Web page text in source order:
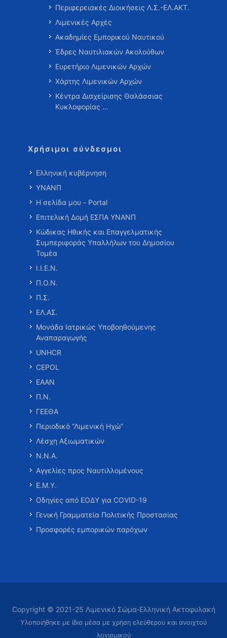
Περιφερειακές Διοικήσεις Λ.Σ.-ΕΛ.ΑΚΤ.
Λιμενικές Αρχές
Ακαδημίες Εμπορικού Ναυτικού
Έδρες Ναυτιλιακών Ακολούθων
Ευρετήριο Λιμενικών Αρχών
Χάρτης Λιμενικών Αρχών
Κέντρα Διαχείρισης Θαλάσσιας
Κυκλοφορίας …
Χρήσιμοι σύνδεσμοι
Ελληνική κυβέρνηση
ΥΝΑΝΠ
Η σελίδα μου - Portal
Επιτελική Δομή ΕΣΠΑ ΥΝΑΝΠ
Κώδικας Ηθικής και Επαγγελματικής
Συμπεριφοράς Υπαλλήλων του Δημοσίου
Τομέα
Ι.Ι.Ε.Ν.
Π.Ο.Ν.
Π.Σ.
ΕΛ.ΑΣ.
Μονάδα Ιατρικώς Υποβοηθούμενης
Αναπαραγωγής
UNHCR
CEPOL
ΕΑΑΝ
Π.Ν.
ΓΕΕΘΑ
Περιοδικό “Λιμενική Ηχώ”
Λέσχη Αξιωματικών
Ν.Ν.Α.
Αγγελίες προς Ναυτιλλομένους
Ε.Μ.Υ.
Οδηγίες από ΕΟΔΥ για COVID-19
Γενική Γραμματεία Πολιτικής Προστασίας
Προσφορές εμπορικών παρόχων
Copyright © 2021-25 Λιμενικό Σώμα-Ελληνική Ακτοφυλακή
Υλοποιήθηκε με ίδια μέσα με χρήση ελεύθερου και ανοιχτού
λογισμικού